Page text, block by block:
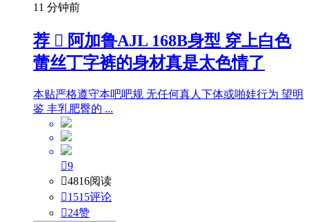
11 分钟前
荐  阿加鲁AJL 168B身型 穿上白色
蕾丝丁字裤的身材真是太色情了
本贴严格遵守本吧吧规 无任何真人下体或啪娃行为 望明
鉴 丰乳肥臀的 ...
9
4816阅读
1515评论
24赞